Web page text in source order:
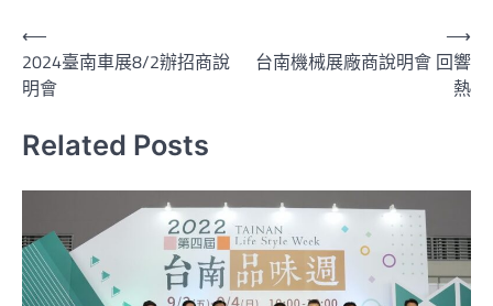
⟵
2024臺南車展8/2辦招商說
明會
台南機械展廠商說明會 回響
熱
⟶
Related Posts